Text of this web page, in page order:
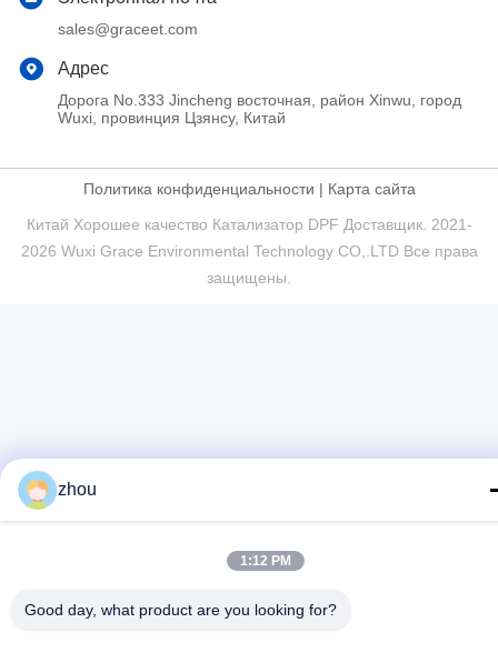
sales@graceet.com
Адрес
Дорога No.333 Jincheng восточная, район Xinwu, город
Wuxi, провинция Цзянсу, Китай
Политика конфиденциальности | Карта сайта
Китай Хорошее качество Катализатор DPF Доставщик. 2021-
2026 Wuxi Grace Environmental Technology CO,.LTD Все права
защищены.
zhou
1:12 PM
Good day, what product are you looking for?